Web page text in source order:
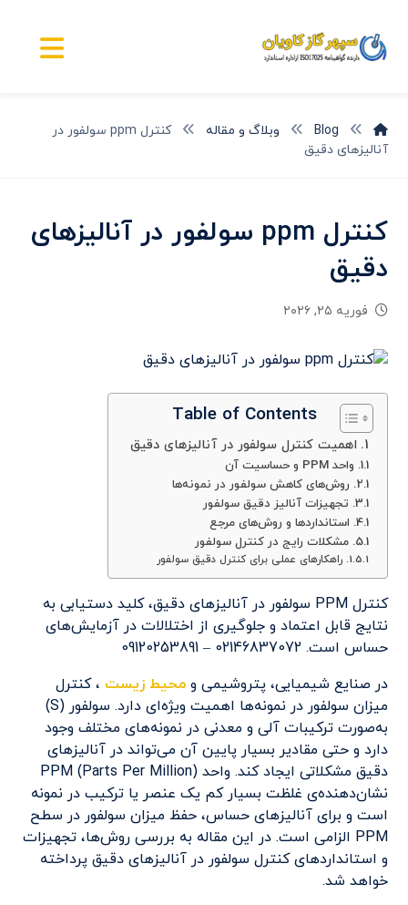
Blog وبلاگ و مقاله
کنترل ppm سولفور در
آنالیزهای دقیق
کنترل ppm سولفور در آنالیزهای
دقیق
فوریه ۲۵, ۲۰۲۶
Table of Contents
اهمیت کنترل سولفور در آنالیزهای دقیق
واحد PPM و حساسیت آن
روش‌های کاهش سولفور در نمونه‌ها
تجهیزات آنالیز دقیق سولفور
استانداردها و روش‌های مرجع
مشکلات رایج در کنترل سولفور
راهکارهای عملی برای کنترل دقیق سولفور
کنترل PPM سولفور در آنالیزهای دقیق، کلید دستیابی به
نتایج قابل اعتماد و جلوگیری از اختلالات در آزمایش‌های
حساس است. 02146837072 – 09120253891
در صنایع شیمیایی، پتروشیمی ومحیط زیست ، کنترل
میزان سولفور در نمونه‌ها اهمیت ویژه‌ای دارد. سولفور (S)
به‌صورت ترکیبات آلی و معدنی در نمونه‌های مختلف وجود
دارد و حتی مقادیر بسیار پایین آن می‌تواند در آنالیزهای
دقیق مشکلاتی ایجاد کند. واحد PPM (Parts Per Million)
نشان‌دهنده‌ی غلظت بسیار کم یک عنصر یا ترکیب در نمونه
است و برای آنالیزهای حساس، حفظ میزان سولفور در سطح
PPM الزامی است. در این مقاله به بررسی روش‌ها، تجهیزات
و استانداردهای کنترل سولفور در آنالیزهای دقیق پرداخته
خواهد شد.